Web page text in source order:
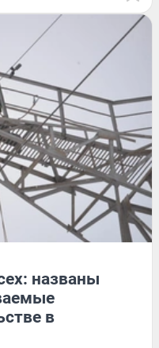
названы
в